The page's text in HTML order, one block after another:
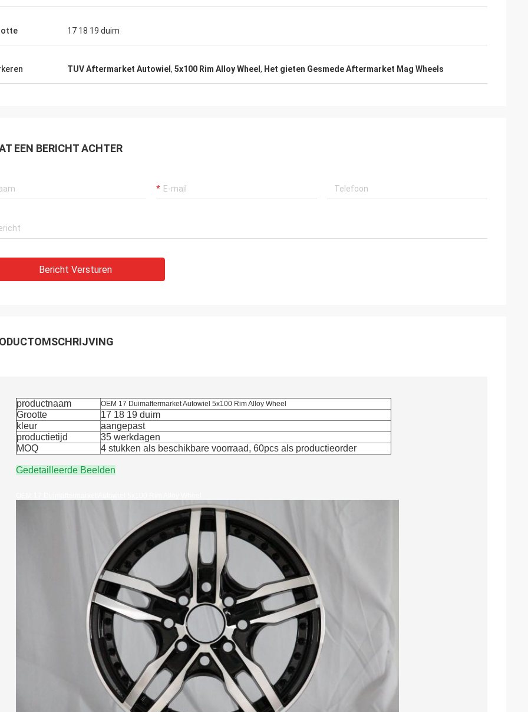
en de dienst
17 18 19 duim
TUV Aftermarket Autowiel , 5x100 Rim Alloy Wheel , Het gieten Gesmede Aftermarket Mag Wheels
EEN BERICHT ACHTER
Bericht Versturen
productnaam OEM 17 Duimaftermarket Autowiel 5x100 Rim Alloy Wheel
Grootte
17 18 19 duim
kleur
aangepast
productietijd
35 werkdagen
MOQ
4 stukken als beschikbare voorraad, 60pcs als productieorder
Gedetailleerde Beelden